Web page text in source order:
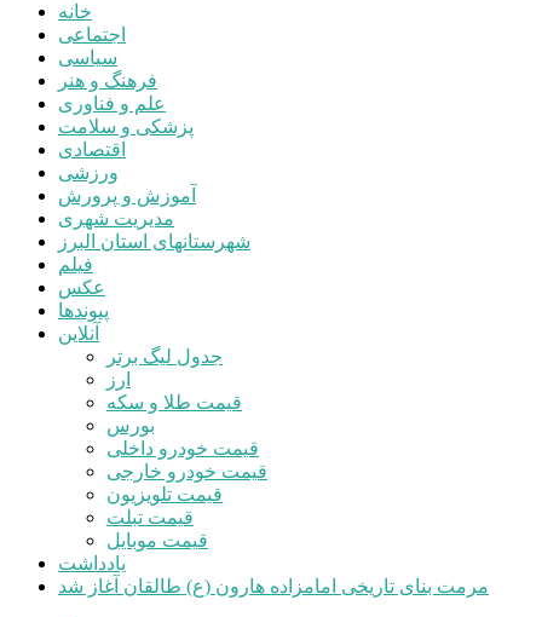
خانه
اجتماعی
سیاسی
فرهنگ و هنر
علم و فناوری
پزشکی و سلامت
اقتصادی
ورزشی
آموزش و پرورش
مدیریت شهری
شهرستانهای استان البرز
فیلم
عکس
پیوندها
آنلاین
جدول لیگ برتر
ارز
قیمت طلا و سکه
بورس
قیمت خودرو داخلی
قیمت خودرو خارجی
قیمت تلویزیون
قیمت تبلت
قیمت موبایل
یادداشت
مرمت بنای تاریخی امامزاده هارون (ع) طالقان آغاز شد